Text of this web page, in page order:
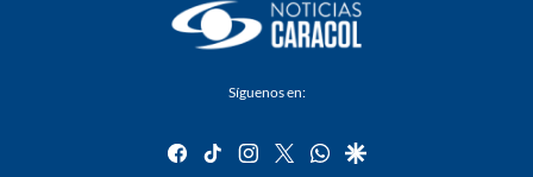
Síguenos en:
facebook
tiktok instagram
twitterwhatsapp
google